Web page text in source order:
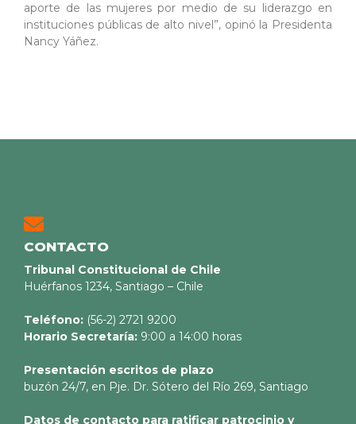
aporte de las mujeres por medio de su liderazgo en
instituciones públicas de alto nivel”, opinó la Presidenta
Nancy Yáñez.
CONTACTO
Tribunal Constitucional de Chile
Huérfanos 1234, Santiago – Chile
Teléfono: (56-2) 2721 9200
Horario Secretaría: 9:00 a 14:00 horas
Presentación escritos de plazo
buzón 24/7, en Pje. Dr. Sótero del Río 269, Santiago
Datos de contacto para ratificar patrocinio y